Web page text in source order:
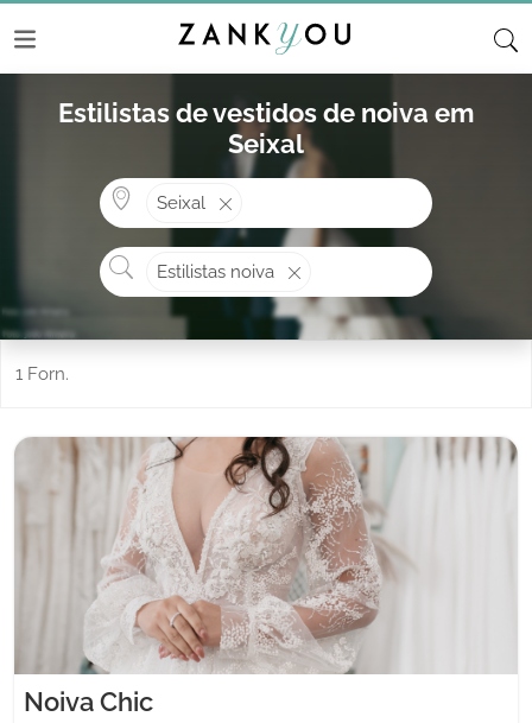
Estilistas de vestidos de noiva em
Seixal
Seixal
Estilistas noiva
1 Forn.
Noiva Chic